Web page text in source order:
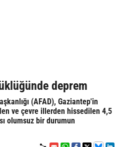
deprem
(AFAD), Gaziantep'in
ve çevre illerden hissedilen 4,5
olumsuz bir durumun